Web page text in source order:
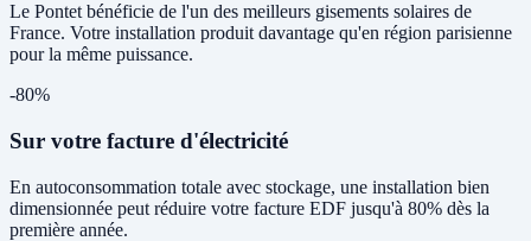
Le Pontet bénéficie de l'un des meilleurs gisements solaires de
France. Votre installation produit davantage qu'en région parisienne
pour la même puissance.
-80%
Sur votre facture d'électricité
En autoconsommation totale avec stockage, une installation bien
dimensionnée peut réduire votre facture EDF jusqu'à 80% dès la
première année.